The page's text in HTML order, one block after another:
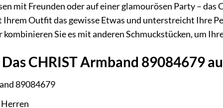
mit Freunden oder auf einer glamourösen Party –
Ihrem Outfit das gewisse Etwas und unterstreicht Ihre
Sie es mit anderen Schmuckstücken, um
CHRIST Armband 89084679
89084679